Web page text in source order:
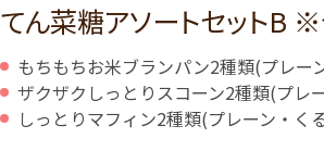
てん菜糖アソートセットB
もちもちお米ブランパン2種類(プレ
ザクザクしっとりスコーン2種類(プ
しっとりマフィン2種類(プレーン・